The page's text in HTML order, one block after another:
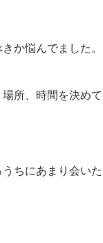
か悩んでました。
所、時間を決めて
ちにあまり会いた